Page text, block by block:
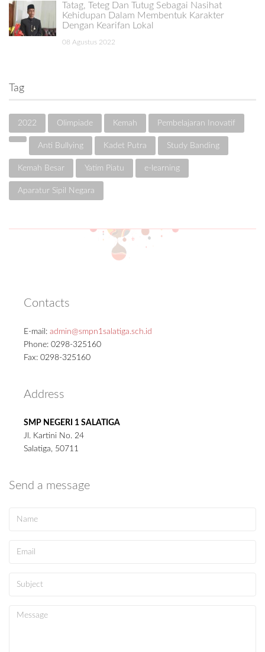
Tatag, Teteg Dan Tutug Sebagai Nasihat
Kehidupan Dalam Membentuk Karakter
Dengan Kearifan Lokal
08 Agustus 2022
Tag
2022 Olimpiade Kemah Pembelajaran Inovatif
Anti Bullying Kadet Putra Study Banding
Kemah Besar Yatim Piatu e-learning
Aparatur Sipil Negara
Contacts
E-mail: admin@smpn1salatiga.sch.id
Phone: 0298-325160
Fax: 0298-325160
Address
SMP NEGERI 1 SALATIGA
Jl. Kartini No. 24
Salatiga, 50711
Send a message